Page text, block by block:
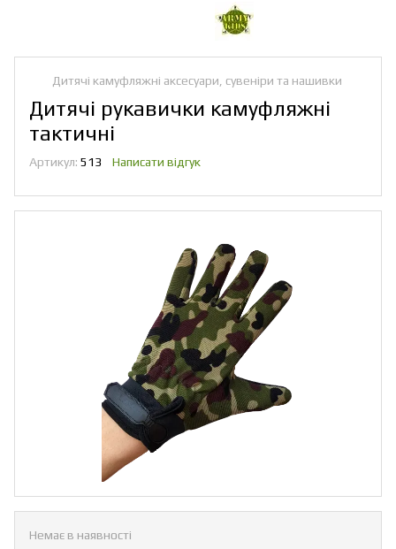
Дитячі камуфляжні аксесуари, сувеніри та нашивки
Дитячі рукавички камуфляжні
тактичні
Артикул: 513 Написати відгук
Немає в наявності